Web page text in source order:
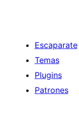
Escaparate
Temas
Plugins
Patrones